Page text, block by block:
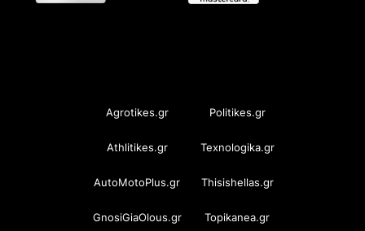
Agrotikes.gr Politikes.gr
Athlitikes.gr Texnologika.gr
AutoMotoPlus.gr Thisishellas.gr
GnosiGiaOlous.gr Topikanea.gr